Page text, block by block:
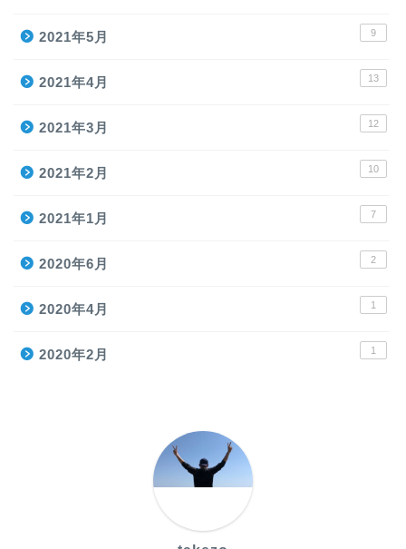
2021年5月 9
2021年4月 13
2021年3月 12
2021年2月 10
2021年1月 7
2020年6月 2
2020年4月 1
2020年2月 1